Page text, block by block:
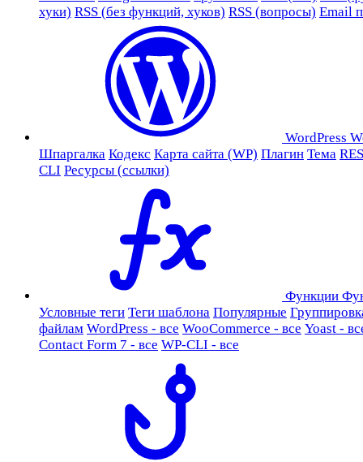
хуки) RSS (без функций, хуков) RSS (вопросы) Email
WordPress
Шпаргалка Кодекс Карта сайта (WP) Плагин Тема
CLI Ресурсы (ссылки)
Функции
Условные теги Теги шаблона Популярные
файлам WordPress - все WooCommerce - все Yoast -
Contact Form 7 - все WP-CLI - все